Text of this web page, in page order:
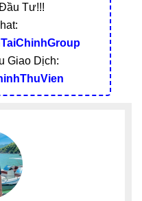
Tư!!!
Giao Dịch: